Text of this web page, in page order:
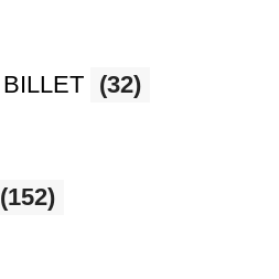
(32)
(152)